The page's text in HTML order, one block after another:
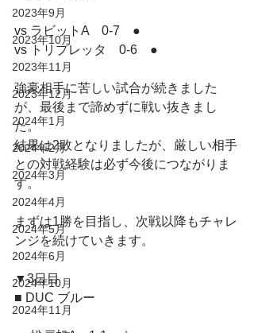
2023年9月
2023年10月
2023年11月
2023年12月
2024年1月
2024年2月
2024年3月
2024年4月
2024年5月
2024年6月
2024年10月
2024年11月
vs ラビットA　0-7　●
vs トリプレッタ　0-6　●
強豪相手に苦しい試合が続きました
が、最後まで諦めずに戦い抜きまし
た。
結果は2敗となりましたが、厳しい相手
との対戦経験は必ず今後につながりま
す。
まずは1勝を目指し、次戦以降もチャレ
ンジを続けていきます。
▼3日目
■ DUC ブルー